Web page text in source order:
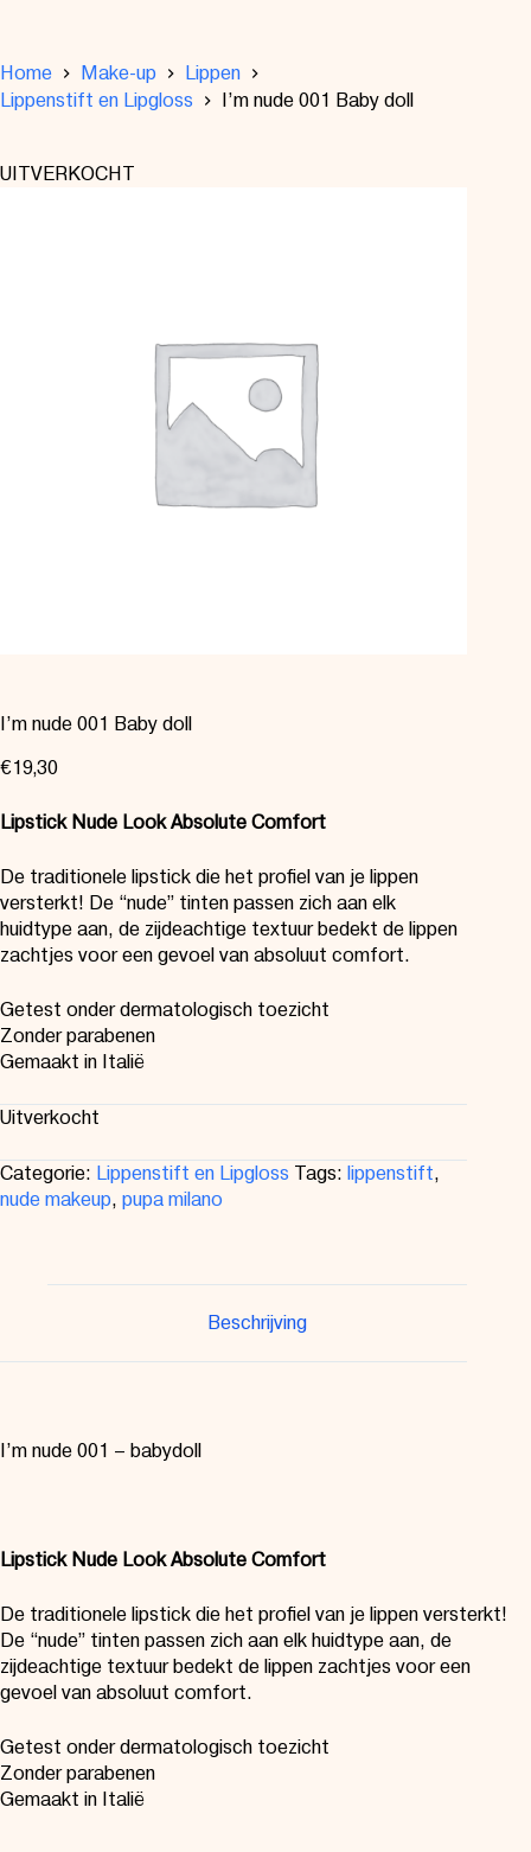
Home Make-up
Lippen
Lippenstift en Lipgloss
I’m nude 001 Baby doll
UITVERKOCHT
I’m nude 001 Baby doll
€19,30
Lipstick Nude Look Absolute Comfort
De traditionele lipstick die het profiel van je lippen
versterkt! De “nude” tinten passen zich aan elk
huidtype aan, de zijdeachtige textuur bedekt de lippen
zachtjes voor een gevoel van absoluut comfort.
Getest onder dermatologisch toezicht
Zonder parabenen
Gemaakt in Italië
Uitverkocht
Categorie: Lippenstift en Lipgloss Tags: lippenstift,
nude makeup, pupa milano
Beschrijving
I’m nude 001 – babydoll
Lipstick Nude Look Absolute Comfort
De traditionele lipstick die het profiel van je lippen versterkt!
De “nude” tinten passen zich aan elk huidtype aan, de
zijdeachtige textuur bedekt de lippen zachtjes voor een
gevoel van absoluut comfort.
Getest onder dermatologisch toezicht
Zonder parabenen
Gemaakt in Italië